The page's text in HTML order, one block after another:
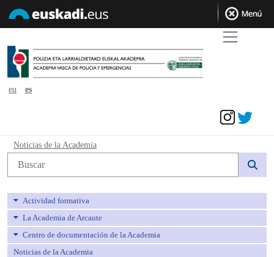
eu
es
Noticias de la Academia - avpe
Noticias de la Academia
Búsqueda web
Actividad formativa
La Academia de Arcaute
Centro de documentación de la Academia
Noticias de la Academia